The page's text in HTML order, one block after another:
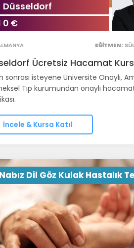
Düsseldorf
0 €
EĞITMEN:
Ücretsiz Hacamat
sonrası isteyene Üniversite Onaylı,
Tıp kurumundan onaylı
İncele & Kursa Katıl
Nabız Dil Göz Kulak Hastalık